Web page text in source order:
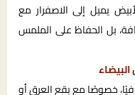
يميل إلى الاصفرار مع
بل الحفاظ على الملمس
خصوصًا مع بقع العرق أو